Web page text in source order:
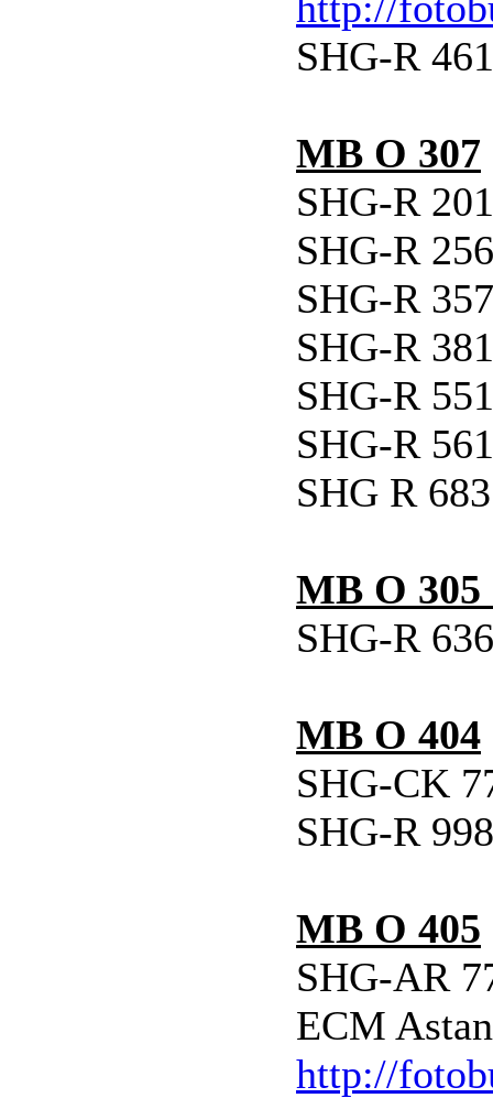
SHG-R
MB O 307
SHG-R
SHG-R
SHG-R
SHG-R
SHG-R
SHG-R
SHG R
MB O 305
SHG-R
MB O 404
SHG-CK
SHG-R
MB O 405
SHG-AR
ECM
http://